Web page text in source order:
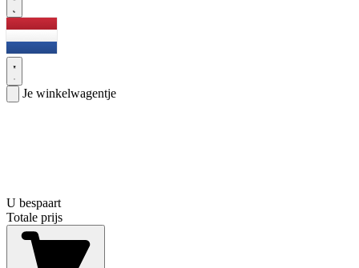
Je winkelwagentje
U bespaart
Totale prijs